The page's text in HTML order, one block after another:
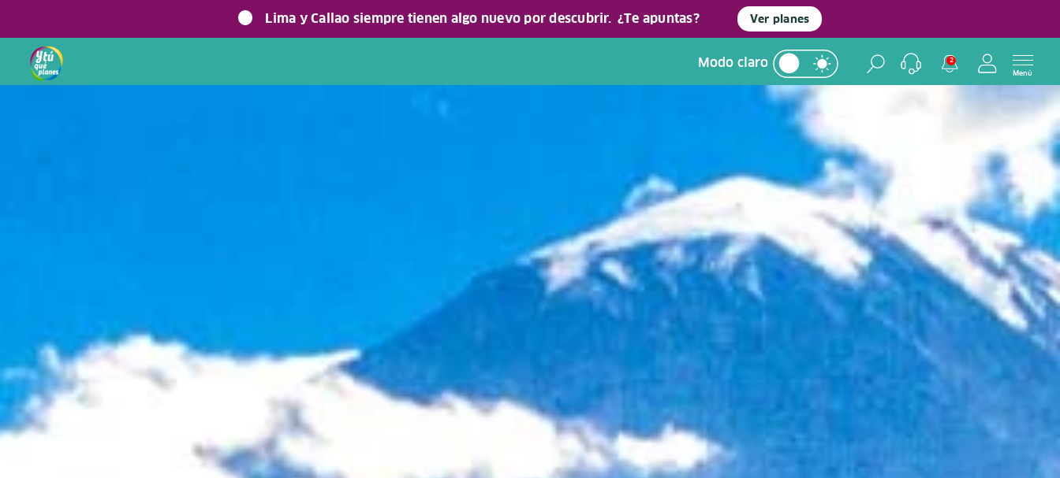
Lima y Callao siempre tienen algo nuevo por descubrir. ¿Te apuntas? Ver planes
Modo claro 2
Menú
Home> Experiencias >